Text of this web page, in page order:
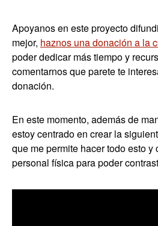
Apoyanos en este proyecto
mejor, haznos una donación a la
poder dedicar más tiempo y
comentarnos que parete te
donación.
En este momento, además de
estoy centrado en crear la
que me permite hacer todo esto
personal física para poder